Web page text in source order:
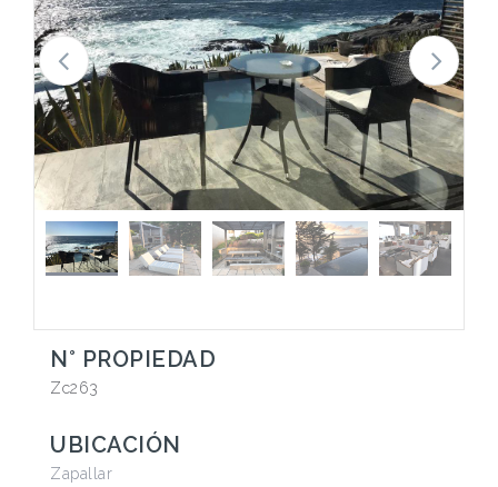
N° PROPIEDAD
Zc263
UBICACIÓN
Zapallar